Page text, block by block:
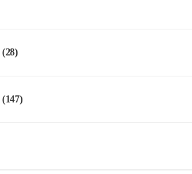
(28)
(147)